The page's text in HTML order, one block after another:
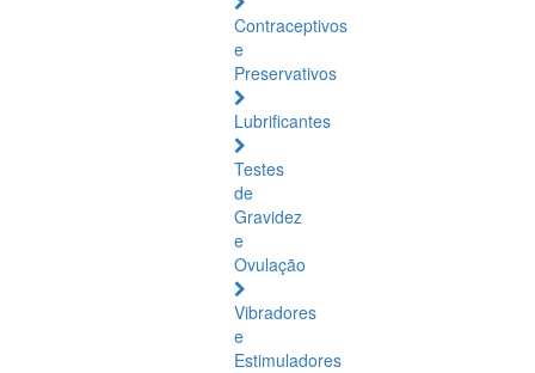
Contraceptivos
e
Preservativos
Lubrificantes
Testes
de
Gravidez
e
Ovulação
Vibradores
e
Estimuladores